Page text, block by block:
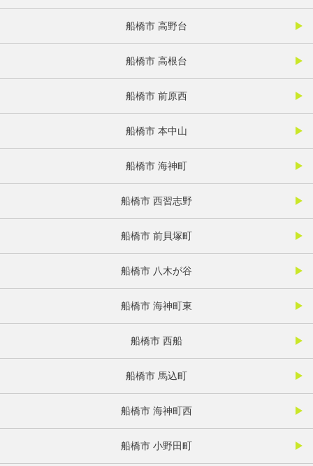
船橋市 高野台
船橋市 高根台
船橋市 前原西
船橋市 本中山
船橋市 海神町
船橋市 西習志野
船橋市 前貝塚町
船橋市 八木が谷
船橋市 海神町東
船橋市 西船
船橋市 馬込町
船橋市 海神町西
船橋市 小野田町